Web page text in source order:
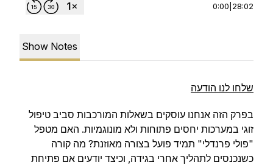
0:00 28:02
Show Notes
שלחו לנו הודעה
בפרק הזה אנחנו עוסקים בשאלות המורכבות סביב טיפול
זוגי במערכות יחסים פתוחות ולא מונוגמיות. האם מטפל
"פולי פרנדלי" תמיד פועל בצורה מאוזנת? מה קורה
כשנכנסים לתהליך אחרי בגידה, וכיצד יודעים אם פתיחת